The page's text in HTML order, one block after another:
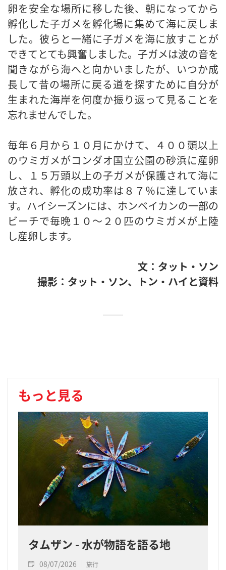
卵を安全な場所に移した後、朝になってから
孵化した子ガメを孵化場に集めて海に戻しま
した。彼らと一緒に子ガメを海に放すことが
できてとても興奮しました。子ガメは波の音を
聞きながら海へと向かいましたが、いつか成
長して昔の場所に戻る道を探すために自分が
生まれた海岸を何度か振り返って見ることを
忘れませんでした。
毎年６月から１０月にかけて、４００頭以上
のウミガメがコンダオ国立公園の砂浜に産卵
し、１５万頭以上の子ガメが保護されて海に
放され、孵化の成功率は８７％に達していま
す。ハイシーズンには、ホンベイカンの一部の
ビーチで毎晩１０〜２０匹のウミガメが上陸
し産卵します。
文：タット・ソン
撮影：タット・ソン、トン・ハイと資料
もっと見る
タムザン - 水が物語を語る地
08/07/2026 旅行